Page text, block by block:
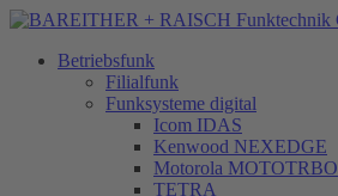
Betriebsfunk
Filialfunk
Funksysteme digital
Icom IDAS
Kenwood NEXEDGE
Motorola MOTOTRBO
TETRA